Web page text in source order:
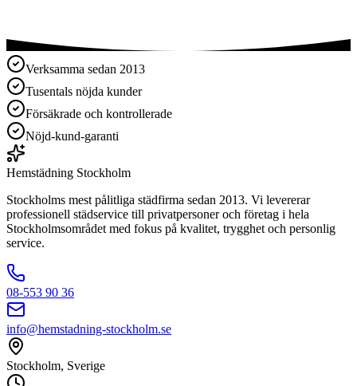
Verksamma sedan 2013
Tusentals nöjda kunder
Försäkrade och kontrollerade
Nöjd-kund-garanti
Hemstädning Stockholm
Stockholms mest pålitliga städfirma sedan 2013. Vi levererar
professionell städservice till privatpersoner och företag i hela
Stockholmsområdet med fokus på kvalitet, trygghet och personlig
service.
08-553 90 36
info@hemstadning-stockholm.se
Stockholm, Sverige